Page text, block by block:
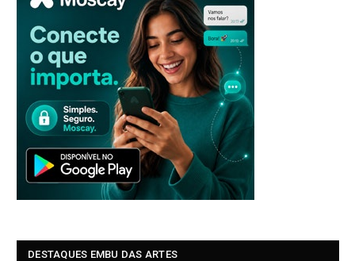
DESTAQUES EMBU DAS ARTES